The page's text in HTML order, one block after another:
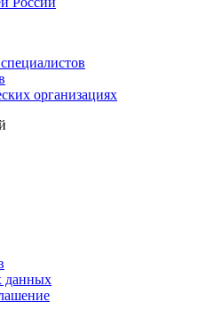
организациях
данных